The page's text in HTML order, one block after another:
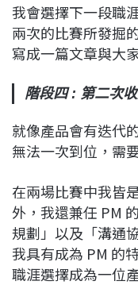
我會選擇下一段職
兩次的比賽所發掘
寫成一篇文章與大
階段四 : 第二次
就像產品會有迭代
無法一次到位，需
在兩場比賽中我皆
外，我還兼任 PM
規劃」以及「溝通
我具有成為 PM 的
職涯選擇成為一位